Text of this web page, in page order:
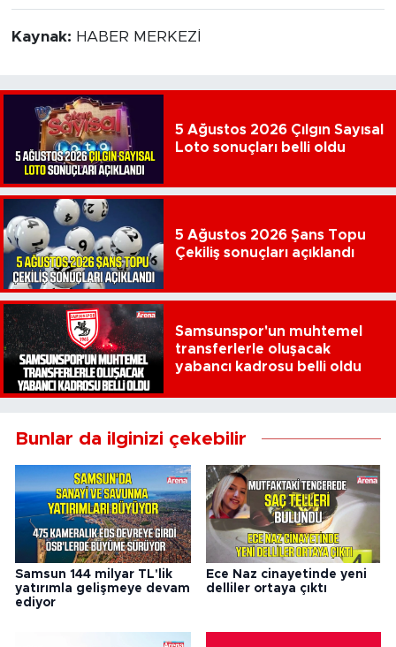
Kaynak: HABER MERKEZİ
5 Ağustos 2026 Çılgın Sayısal
Loto sonuçları belli oldu
5 Ağustos 2026 Şans Topu
Çekiliş sonuçları açıklandı
Samsunspor'un muhtemel
transferlerle oluşacak
yabancı kadrosu belli oldu
Bunlar da ilginizi çekebilir
Samsun 144 milyar TL'lik
yatırımla gelişmeye devam
ediyor
Ece Naz cinayetinde yeni
delliler ortaya çıktı